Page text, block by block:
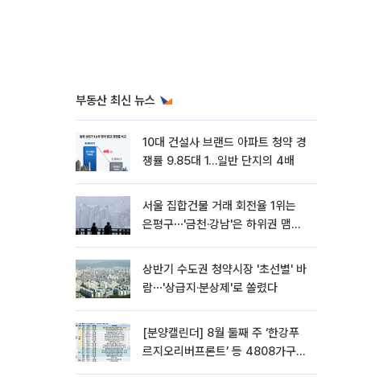
부동산 최신 뉴스
10대 건설사 브랜드 아파트 청약 경
쟁률 9.85대 1…일반 단지의 4배
서울 집합건물 거래 회전율 1위는
은평구⋯'금천·강남'은 하위권 맴돌
상반기 수도권 청약시장 '초선별' 바
람⋯'상급지·분상제'로 쏠렸다
[분양캘린더] 8월 둘째 주 ‘한강푸
르지오리버프론트’ 등 4808가구